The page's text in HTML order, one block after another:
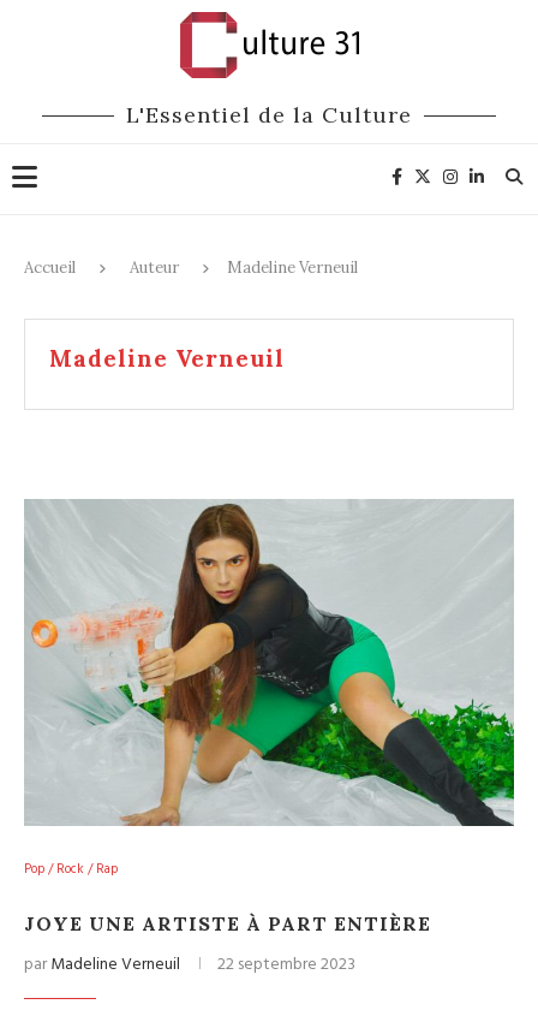
L'Essentiel de la Culture
Accueil Auteur Madeline Verneuil
Madeline Verneuil
Pop / Rock / Rap
JOYE UNE ARTISTE À PART ENTIÈRE
parMadeline Verneuil 22 septembre 2023